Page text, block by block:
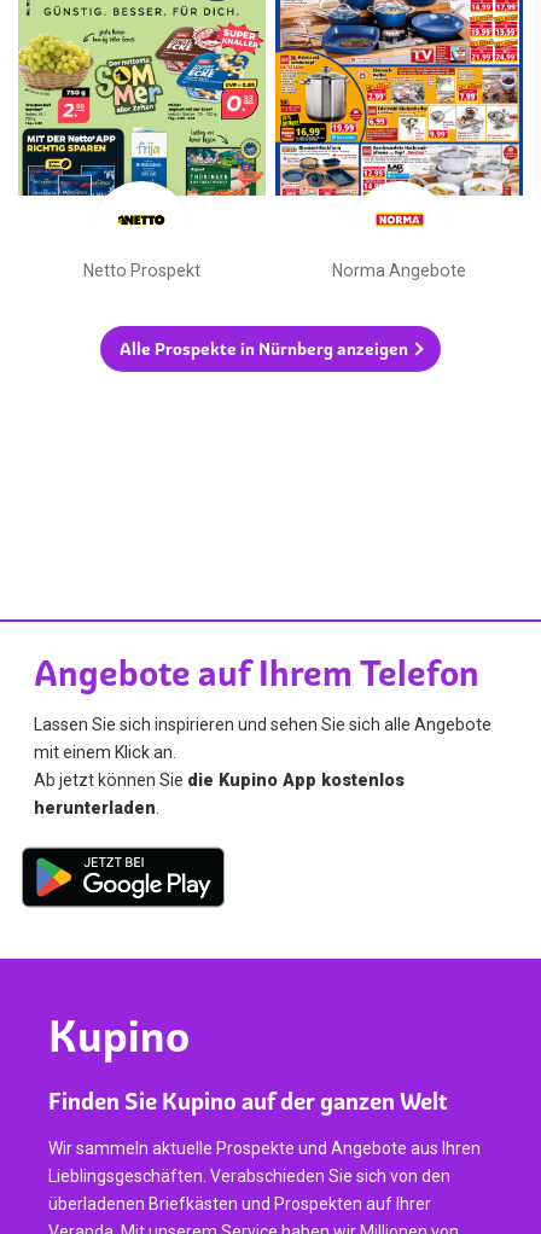
Netto Prospekt Norma Angebote
Alle Prospekte in Nürnberg anzeigen
Angebote auf Ihrem Telefon
Lassen Sie sich inspirieren und sehen Sie sich alle Angebote
mit einem Klick an.
Ab jetzt können Sie die Kupino App kostenlos
herunterladen
Kupino
Finden Sie Kupino auf der ganzen Welt
Wir sammeln aktuelle Prospekte und Angebote aus Ihren
Lieblingsgeschäften. Verabschieden Sie sich von den
überladenen Briefkästen und Prospekten auf Ihrer